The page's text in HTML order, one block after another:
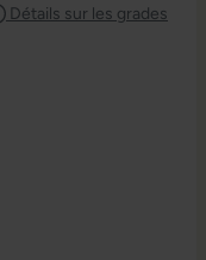
Détails sur les grades